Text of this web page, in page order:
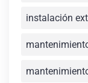
instalación